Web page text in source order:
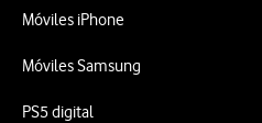
Móviles iPhone
Móviles Samsung
PS5 digital